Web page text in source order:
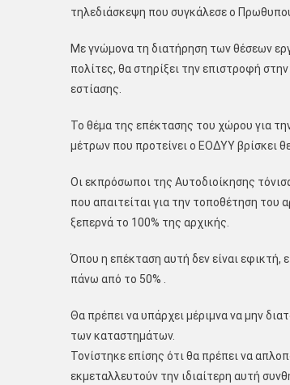
τηλεδιάσκεψη που συγκάλεσε ο
Με γνώμονα τη διατήρηση των θέσεων
πολίτες, θα στηρίξει την επιστροφή
εστίασης.
Το θέμα της επέκτασης του χώρου για
μέτρων που προτείνει ο ΕΟΔΥΥ βρίσκει
Οι εκπρόσωποι της Αυτοδιοίκησης
που απαιτείται για την τοποθέτηση του
ξεπερνά το 100% της αρχικής.
Όπου η επέκταση αυτή δεν είναι εφικτή,
πάνω από το 50% .
Θα πρέπει να υπάρχει μέριμνα να μην
των καταστημάτων.
Τονίστηκε επίσης ότι θα πρέπει να
εκμεταλλευτούν την ιδιαίτερη αυτή